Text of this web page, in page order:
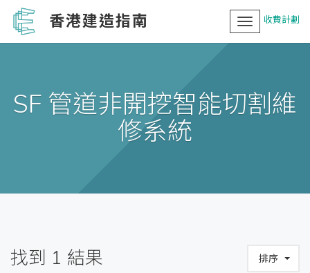
香港建造指南 收費計劃
Toggle
navigation
SF 管道非開挖智能切割維
修系統
找到 1 結果 排序